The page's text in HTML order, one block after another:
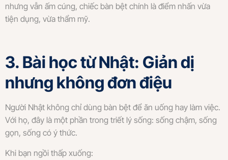
nhưng vẫn ấm cúng, chiếc bàn bệt chính là điểm nhấn vừa
tiện dụng, vừa thẩm mỹ.
3. Bài học từ Nhật: Giản dị
nhưng không đơn điệu
Người Nhật không chỉ dùng bàn bệt để ăn uống hay làm việc.
Với họ, đây là một phần trong triết lý sống: sống chậm, sống
gọn, sống có ý thức.
Khi bạn ngồi thấp xuống: